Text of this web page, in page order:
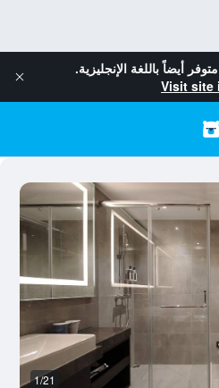
متوفر أيضاً باللغة الإنجليزية.
Visit site
1/21